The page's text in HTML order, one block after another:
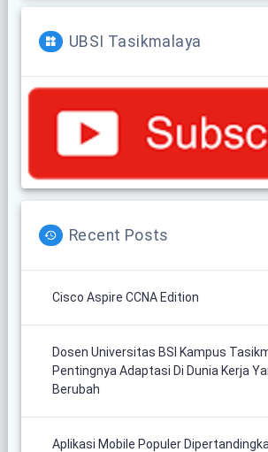
UBSI Tasikmalaya
Recent Posts
Cisco Aspire CCNA Edition
Dosen Universitas BSI Kampus
Pentingnya Adaptasi Di Dunia Kerja
Berubah
Aplikasi Mobile Populer